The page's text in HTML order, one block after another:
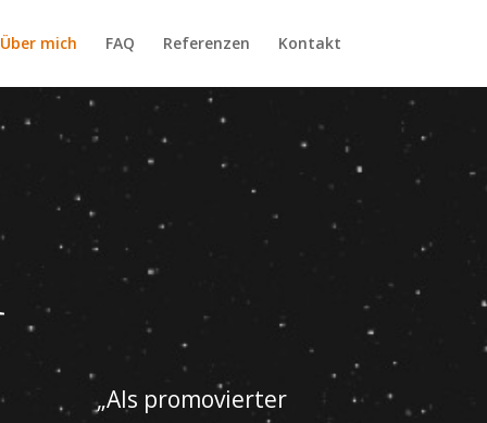
Über mich FAQ Referenzen Kontakt
„Als promovierter